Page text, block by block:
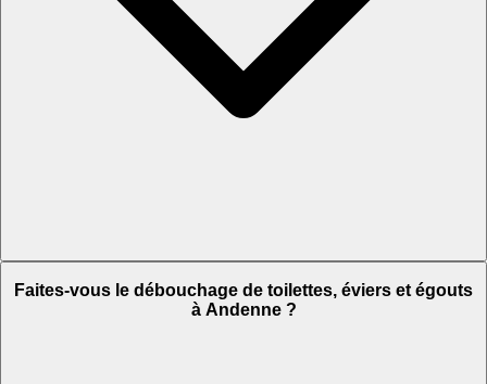
Faites-vous le débouchage de toilettes, éviers et égouts
à Andenne ?